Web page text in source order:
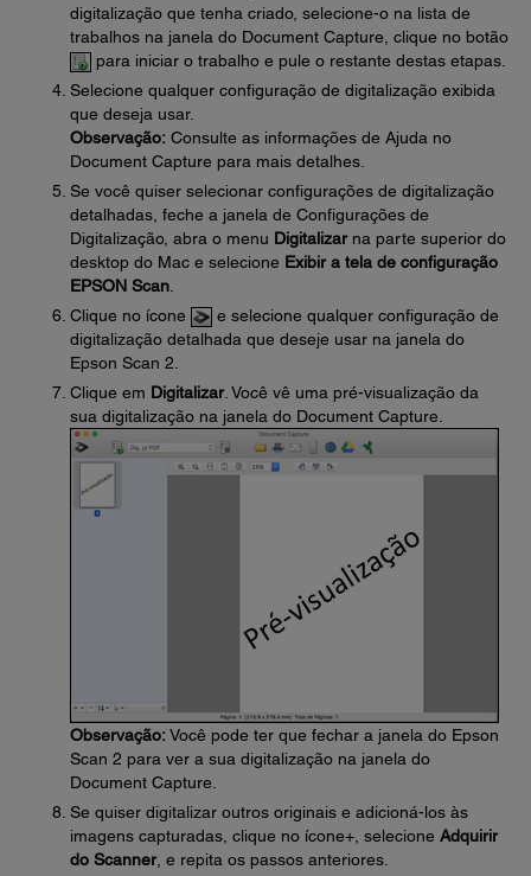
digitalização que tenha criado, selecione-o na lista de
trabalhos na janela do Document Capture, clique no botão
para iniciar o trabalho e pule o restante destas etapas.
Selecione qualquer configuração de digitalização exibida
que deseja usar.
Observação: Consulte as informações de Ajuda no
Document Capture para mais detalhes.
Se você quiser selecionar configurações de digitalização
detalhadas, feche a janela de Configurações de
Digitalização, abra o menu Digitalizarna parte superior do
desktop do Mac e selecione Exibir a tela de configuração
EPSON Scan
Clique no ícone
e selecione qualquer configuração de
digitalização detalhada que deseje usar na janela do
Epson Scan 2.
Clique em Digitalizar. Você vê uma pré-visualização da
sua digitalização na janela do Document Capture.
Observação:Você pode ter que fechar a janela do Epson
Scan 2 para ver a sua digitalização na janela do
Document Capture.
Se quiser digitalizar outros originais e adicioná-los às
imagens capturadas, clique no ícone+, selecione Adquirir
do Scanner, e repita os passos anteriores.